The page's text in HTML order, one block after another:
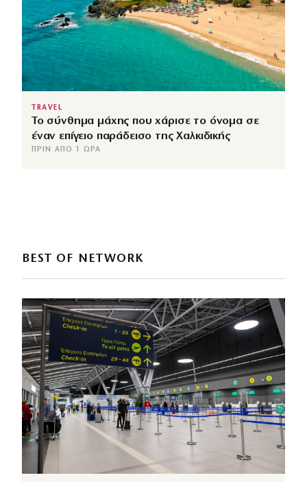
TRAVEL
Το σύνθημα μάχης που χάρισε το όνομα σε
έναν επίγειο παράδεισο της Χαλκιδικής
ΠΡΙΝ ΑΠΌ 1 ΏΡΑ
BEST OF NETWORK